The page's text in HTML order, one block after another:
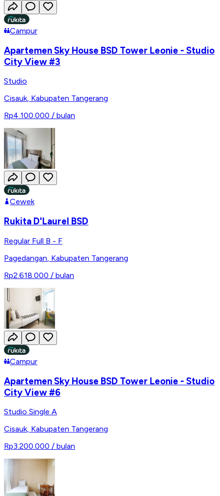
Campur
Apartemen Sky House BSD Tower Leonie - Studio
City View #3
Studio
Cisauk, Kabupaten Tangerang
Rp4.100.000 / bulan
Cewek
Rukita D'Laurel BSD
Regular Full B - F
Pagedangan Kabupaten Tangerang
Rp2.618.000 / bulan
Campur
Apartemen Sky House BSD Tower Leonie - Studio
City View #6
Studio Single A
Cisauk, Kabupaten Tangerang
Rp3.200.000 / bulan